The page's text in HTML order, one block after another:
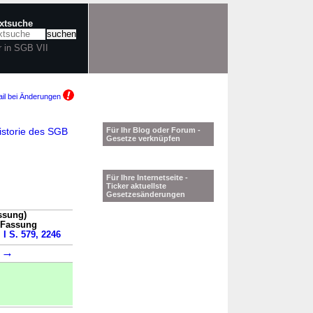
in SGB VII
bei Änderungen
des SGB
S. 579, 2246
→
Für Ihr Blog oder Forum -
Gesetze verknüpfen
Für Ihre Internetseite -
Ticker aktuellste
Gesetzesänderungen